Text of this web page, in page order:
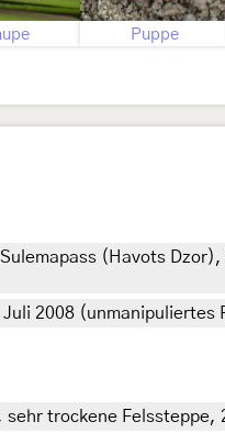
Puppe
(Havots
2008
trockene